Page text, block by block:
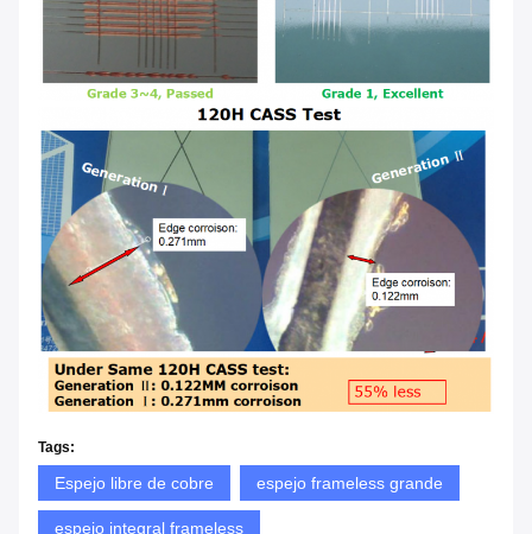
Tags:
Espejo libre de cobre espejo frameless grande
espejo integral frameless